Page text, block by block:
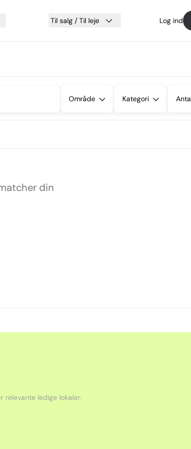
Til salg / Til leje Log ind
Område Kategori
din
relevante ledige lokaler.